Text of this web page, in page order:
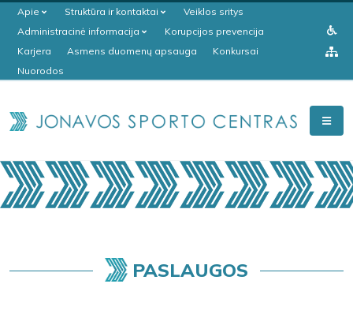
Apie Struktūra ir kontaktai
Veiklos sritys
Administracinė informacija
Korupcijos prevencija
Karjera
Asmens duomenų apsauga
Konkursai
Nuorodos
PASLAUGOS